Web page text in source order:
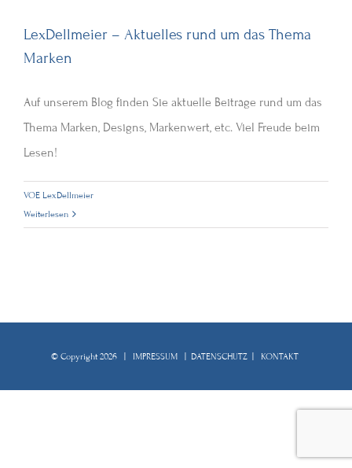
LexDellmeier – Aktuelles rund um das Thema
Marken
Auf unserem Blog finden Sie aktuelle Beiträge rund um das
Thema Marken, Designs, Markenwert, etc. Viel Freude beim
Lesen!
VOE LexDellmeier
Weiterlesen
© Copyright 2026 | IMPRESSUM DATENSCHUTZ KONTAKT